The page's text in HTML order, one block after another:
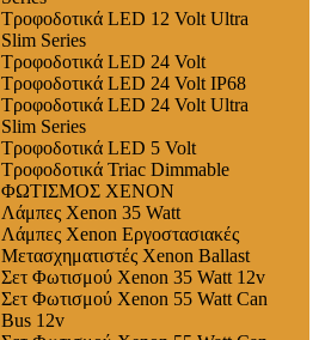
Τροφοδοτικά LED 12 Volt Ultra
Slim Series
Τροφοδοτικά LED 24 Volt
Τροφοδοτικά LED 24 Volt IP68
Τροφοδοτικά LED 24 Volt Ultra
Slim Series
Τροφοδοτικά LED 5 Volt
Τροφοδοτικά Triac Dimmable
ΦΩΤΙΣΜΟΣ XENON
Λάμπες Xenon 35 Watt
Λάμπες Xenon Εργοστασιακές
Μετασχηματιστές Xenon Ballast
Σετ Φωτισμού Xenon 35 Watt 12v
Σετ Φωτισμού Xenon 55 Watt Can
Bus 12v